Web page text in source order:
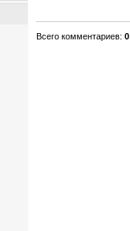
Всего комментариев:0